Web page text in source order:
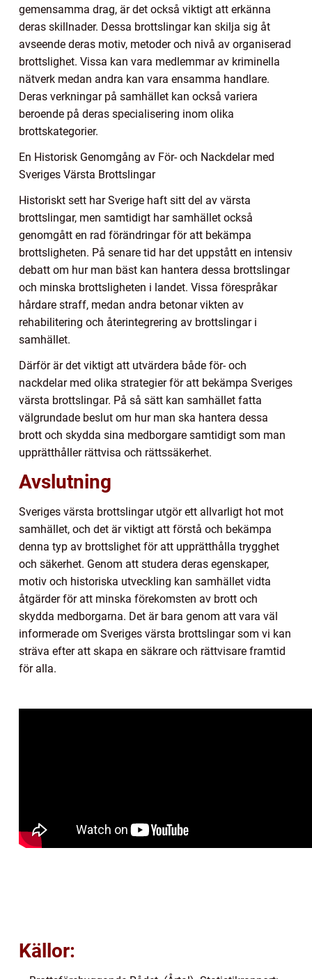
gemensamma drag, är det också viktigt att erkänna
deras skillnader. Dessa brottslingar kan skilja sig åt
avseende deras motiv, metoder och nivå av organiserad
brottslighet. Vissa kan vara medlemmar av kriminella
nätverk medan andra kan vara ensamma handlare.
Deras verkningar på samhället kan också variera
beroende på deras specialisering inom olika
brottskategorier.
En Historisk Genomgång av För- och Nackdelar med
Sveriges Värsta Brottslingar
Historiskt sett har Sverige haft sitt del av värsta
brottslingar, men samtidigt har samhället också
genomgått en rad förändringar för att bekämpa
brottsligheten. På senare tid har det uppstått en intensiv
debatt om hur man bäst kan hantera dessa brottslingar
och minska brottsligheten i landet. Vissa förespråkar
hårdare straff, medan andra betonar vikten av
rehabilitering och återintegrering av brottslingar i
samhället.
Därför är det viktigt att utvärdera både för- och
nackdelar med olika strategier för att bekämpa Sveriges
värsta brottslingar. På så sätt kan samhället fatta
välgrundade beslut om hur man ska hantera dessa
brott och skydda sina medborgare samtidigt som man
upprätthåller rättvisa och rättssäkerhet.
Avslutning
Sveriges värsta brottslingar utgör ett allvarligt hot mot
samhället, och det är viktigt att förstå och bekämpa
denna typ av brottslighet för att upprätthålla trygghet
och säkerhet. Genom att studera deras egenskaper,
motiv och historiska utveckling kan samhället vidta
åtgärder för att minska förekomsten av brott och
skydda medborgarna. Det är bara genom att vara väl
informerade om Sveriges värsta brottslingar som vi kan
sträva efter att skapa en säkrare och rättvisare framtid
för alla.
Källor: